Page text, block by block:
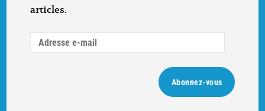
articles.
Adresse
Abonnez-vous